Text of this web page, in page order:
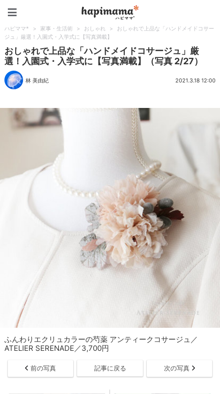
ハピママ* > 家事・生活術 > おしゃれ >
おしゃれで上品な「ハンドメイドコサー
ジュ」厳選！入園式・入学式に【写真満載】
おしゃれで上品な「ハンドメイドコサージュ」厳
選！入園式・入学式に【写真満載】（写真 2/27）
林 美由紀 2021.3.18 12:00
ふんわりエクリュカラーの芍薬 アンティークコサージュ／
ATELIER SERENADE／3,700円
前の写真 記事に戻る 次の写真